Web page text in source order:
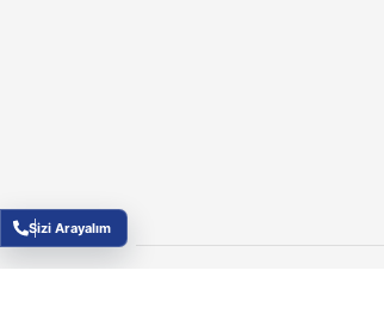
Sizi Arayalım